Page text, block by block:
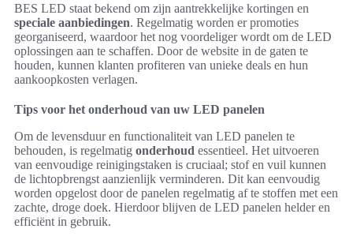
BES LED staat bekend om zijn aantrekkelijke kortingen en
speciale aanbiedingen. Regelmatig worden er promoties
georganiseerd, waardoor het nog voordeliger wordt om de LED
oplossingen aan te schaffen. Door de website in de gaten te
houden, kunnen klanten profiteren van unieke deals en hun
aankoopkosten verlagen.
Tips voor het onderhoud van uw LED panelen
Om de levensduur en functionaliteit van LED panelen te
behouden, is regelmatig onderhoud essentieel. Het uitvoeren
van eenvoudige reinigingstaken is cruciaal; stof en vuil kunnen
de lichtopbrengst aanzienlijk verminderen. Dit kan eenvoudig
worden opgelost door de panelen regelmatig af te stoffen met een
zachte, droge doek. Hierdoor blijven de LED panelen helder en
efficiënt in gebruik.